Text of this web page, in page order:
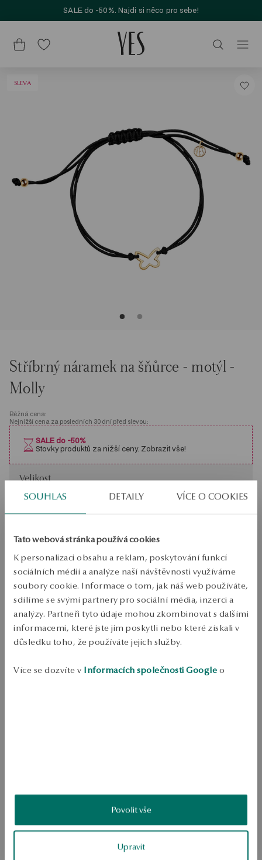
SOUHLAS DETAILY VÍCE O COOKIES
Tato webová stránka používá cookies
K personalizaci obsahu a reklam, poskytování funkcí
sociálních médií a analýze naší návštěvnosti využíváme
soubory cookie. Informace o tom, jak náš web používáte,
sdílíme se svými partnery pro sociální média, inzerci a
analýzy. Partneři tyto údaje mohou zkombinovat s dalšími
informacemi, které jste jim poskytli nebo které získali v
důsledku toho, že používáte jejich služby.
Více se dozvíte v Informacích společnosti Google o
Povolit vše
Upravit
SALE do -50%. Najdi si něco pro sebe!
SLEVA
Stříbrný náramek na šňůrce - motýl -
Molly
Běžná cena:
Nejnižší cena za posledních 30 dní před slevou:
SALE do -50%
Stovky produktů za nižší ceny. Zobrazit vše!
Velikost
19
PRODUKT NENÍ K DISPOZICI ONLINE
Ověřte si dostupnost na prodejně
Odeslání:asi 4pracovní dny
Doprava zdarma od 1700 Kč
Bezplatné vrácení až do 100 dnů v YES Clubu
PODROBNOSTI
Ruda: Stříbro Ukázka: 925 Délka: nastavitelná Ozdoba: černá šňůra
Průměrná hmotnost: méně než 5 g Návrhář: Katarzyna Bukowska
Možná by Vás mohly zajímat i jiné produkty
Jak sbíráme recenze?